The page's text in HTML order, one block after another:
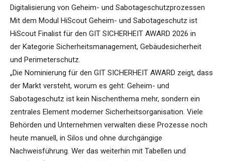
Digitalisierung von Geheim- und Sabotageschutzprozessen
Mit dem Modul HiScout Geheim- und Sabotageschutz ist
HiScout Finalist für den GIT SICHERHEIT AWARD 2026 in
der Kategorie Sicherheitsmanagement, Gebäudesicherheit
und Perimeterschutz.
„Die Nominierung für den GIT SICHERHEIT AWARD zeigt, dass
der Markt versteht, worum es geht: Geheim- und
Sabotageschutz ist kein Nischenthema mehr, sondern ein
zentrales Element moderner Sicherheitsorganisation. Viele
Behörden und Unternehmen verwalten diese Prozesse noch
heute manuell, in Silos und ohne durchgängige
Nachweisführung. Wer das weiterhin mit Tabellen und